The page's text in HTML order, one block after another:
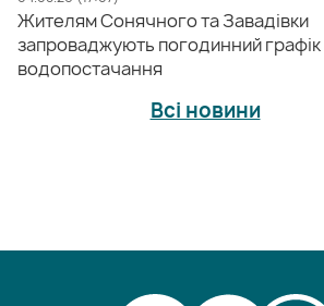
Жителям Сонячного та Завадівки
запроваджують погодинний графік
водопостачання
Всі новини